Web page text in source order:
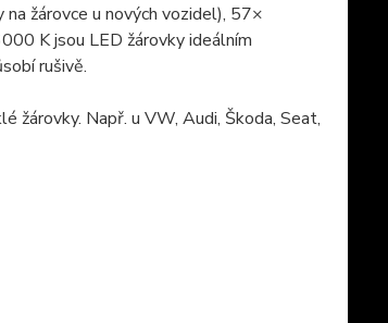
žárovce u nových vozidel), 57×
K jsou LED žárovky ideálním
rušivě.
žárovky. Např. u VW, Audi, Škoda, Seat,